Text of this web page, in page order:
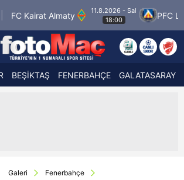
11.8.2026 - Sal
18:00
PFC Levski Sofya
BEŞİKTAŞ FENERBAHÇE GALATASARAY
Galeri
Fenerbahçe